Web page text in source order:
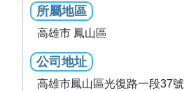
所屬地區
高雄市 鳳山區
公司地址
高雄市鳳山區光復路一段37號